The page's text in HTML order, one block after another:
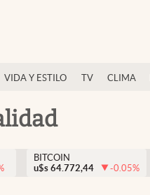
VIDA Y ESTILO TV CLIMA
BITCOIN
u$s 64.772,44 -0.05%